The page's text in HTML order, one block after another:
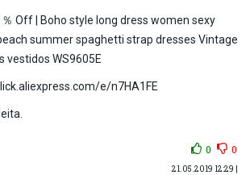
Off | Boho style long dress women sexy
summer spaghetti strap dresses Vintage
vestidos WS9605E
e/n7HA1FE
0 0
21.05.2019 12:29 |